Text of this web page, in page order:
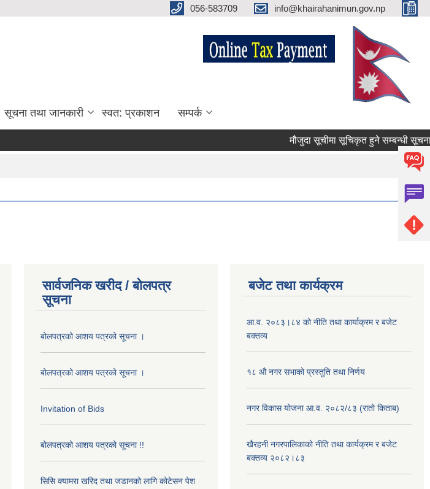
056-583709 info@khairahanimun.gov.np
सूचना तथा जानकारी स्वत: प्रकाशन सम्पर्क
मौजुदा सूचीमा सूचिकृत हुने सम्बन्धी सूचना ।
सार्वजनिक खरीद / बोलपत्र
सूचना
बोलपत्रको आशय पत्रको सूचना ।
बोलपत्रको आशय पत्रको सूचना ।
Invitation of Bids
बोलपत्रको आशय पत्रको सूचना !!
सिसि क्यामरा खरिद तथा जडानको लागि कोटेसन पेश
बजेट तथा कार्यक्रम
आ.व. २०८३।८४ को नीति तथा कार्याक्रम र बजेट
बक्तव्य
१८ औ नगर सभाको प्रस्तुति तथा निर्णय
नगर विकास योजना आ.व. २०८२/८३ (रातो किताब)
खैरहनी नगरपालिकाको नीति तथा कार्यक्रम र बजेट
बक्तव्य २०८२।८३